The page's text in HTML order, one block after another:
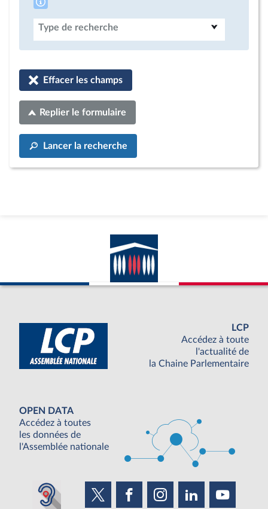
Type de recherche
Effacer les champs
Replier le formulaire
Lancer la recherche
LCP
Accédez à toute
l'actualité de
la Chaine Parlementaire
OPEN DATA
Accédez à toutes
les données de
l'Assemblée nationale